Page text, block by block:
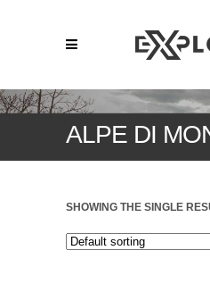
ALPE DI
SHOWING THE SINGLE